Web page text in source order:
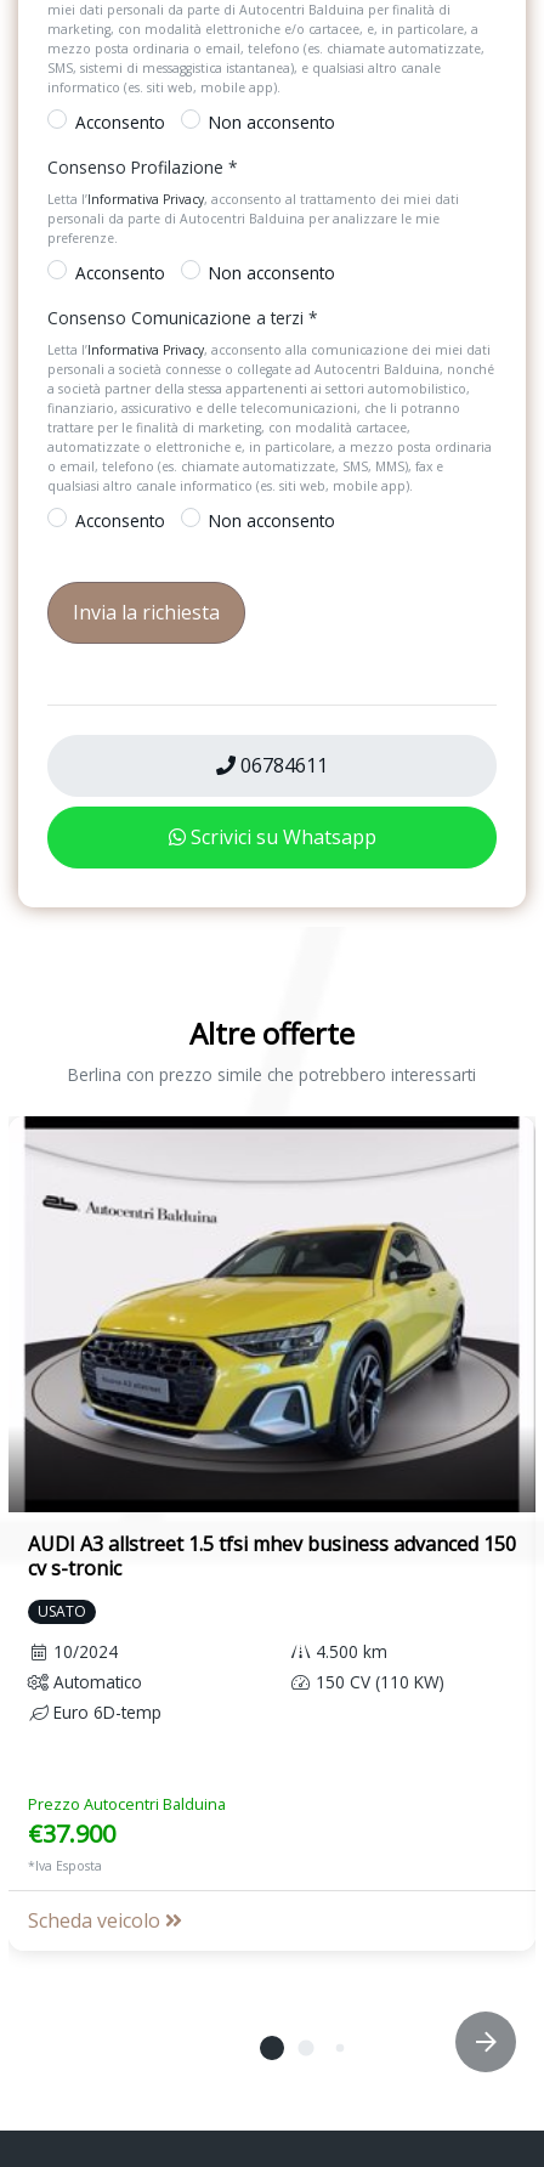
Sistema di riconoscimento stanchezza guidatore
Specchietti retrovisori elettrici e riscaldabili
Start & Stop
Strumentazione digitale con display
Supporto Lombare
Tappetini
USB
Volante in pelle
miei dati personali da parte di Autocentri Balduina per finalità di
marketing, con modalità elettroniche e/o cartacee, e, in particolare, a
mezzo posta ordinaria o email, telefono (es. chiamate automatizzate,
SMS, sistemi di messaggistica istantanea), e qualsiasi altro canale
informatico (es. siti web, mobile app).
Acconsento
Non acconsento
Consenso Profilazione *
Letta l’Informativa Privacy, acconsento al trattamento dei miei dati
personali da parte di Autocentri Balduina per analizzare le mie
preferenze.
Acconsento
Non acconsento
Consenso Comunicazione a terzi *
Letta l’Informativa Privacy, acconsento alla comunicazione dei miei dati
personali a società connesse o collegate ad Autocentri Balduina, nonché
a società partner della stessa appartenenti ai settori automobilistico,
finanziario, assicurativo e delle telecomunicazioni, che li potranno
trattare per le finalità di marketing, con modalità cartacee,
automatizzate o elettroniche e, in particolare, a mezzo posta ordinaria
o email, telefono (es. chiamate automatizzate, SMS, MMS), fax e
qualsiasi altro canale informatico (es. siti web, mobile app).
Acconsento Non acconsento
06784611
Scrivici su Whatsapp
Altre offerte
Berlina con prezzo simile che potrebbero interessarti
AUDI A3 allstreet 1.5 tfsi mhev business advanced 150
cv s-tronic
USATO
10/2024
4.500 km
Automatico
150 CV (110 KW)
Euro 6D-temp
Prezzo Autocentri Balduina
€37.900
*Iva Esposta
Scheda veicolo